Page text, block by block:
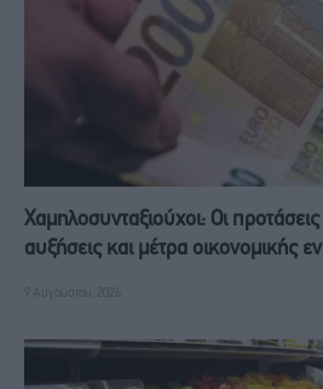
Χαμηλοσυνταξιούχοι: Οι προτάσεις
αυξήσεις και μέτρα οικονομικής
9 Αυγούστου, 2026